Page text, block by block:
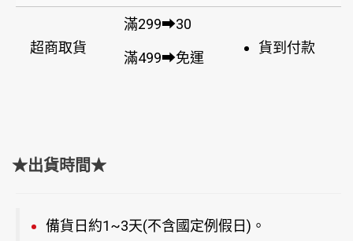
超商取貨
滿299➡30
滿499➡免運
貨到付款
★出貨時間★
備貨日約1~3天(不含國定例假日)。